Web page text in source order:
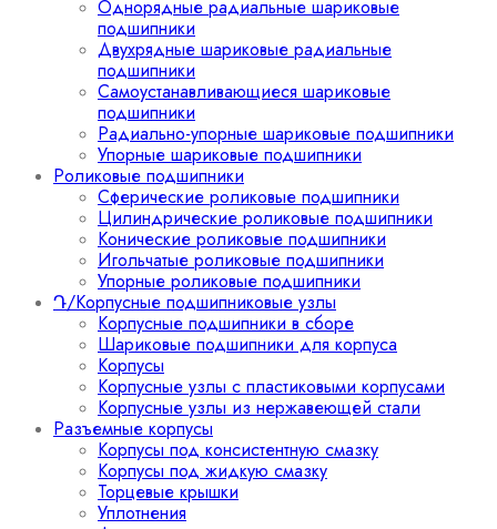
Однорядные радиальные шариковые
подшипники
Двухрядные шариковые радиальные
подшипники
Самоустанавливающиеся шариковые
подшипники
Радиально-упорные шариковые подшипники
Упорные шариковые подшипники
Роликовые подшипники
Сферические роликовые подшипники
Цилиндрические роликовые подшипники
Конические роликовые подшипники
Игольчатые роликовые подшипники
Упорные роликовые подшипники
Դ/Корпусные подшипниковые узлы
Корпусные подшипники в сборе
Шариковые подшипники для корпуса
Корпусы
Корпусные узлы с пластиковыми корпусами
Корпусные узлы из нержавеющей стали
Разъемные корпусы
Корпусы под консистентную смазку
Корпусы под жидкую смазку
Торцевые крышки
Уплотнения